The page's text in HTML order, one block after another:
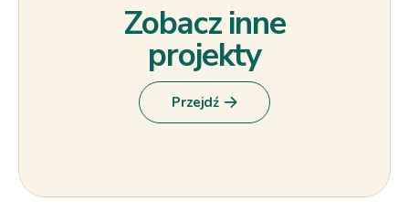
Zobacz inne
projekty
Przejdź